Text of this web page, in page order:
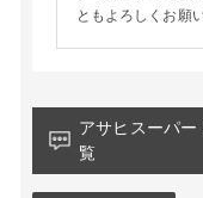
ともよろしくお願
アサヒスーパ
覧